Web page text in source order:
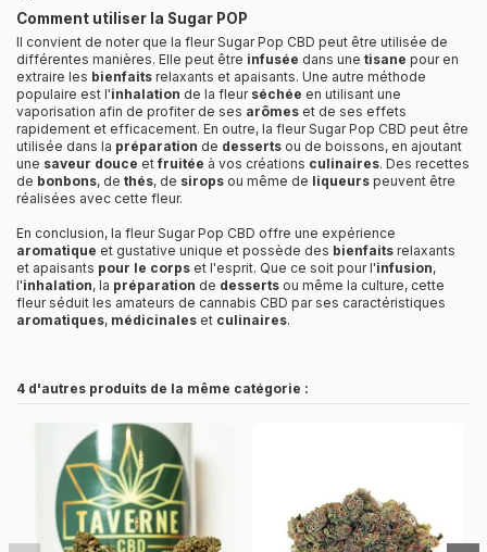
Comment utiliser la Sugar POP
Il convient de noter que la fleur Sugar Pop CBD peut être utilisée de
différentes manières. Elle peut être infusée dans une tisane pour en
extraire les bienfaits relaxants et apaisants. Une autre méthode
populaire est l'inhalation de la fleur séchée en utilisant une
vaporisation afin de profiter de ses arômes et de ses effets
rapidement et efficacement. En outre, la fleur Sugar Pop CBD peut être
utilisée dans la préparation de desserts ou de boissons, en ajoutant
une saveur douce etfruitée à vos créations culinaires. Des recettes
de bonbons, de thés, de sirops ou même de liqueurs peuvent être
réalisées avec cette fleur.
En conclusion, la fleur Sugar Pop CBD offre une expérience
aromatique et gustative unique et possède des bienfaits relaxants
et apaisants pour le corps et l'esprit. Que ce soit pour l'infusion,
l'inhalation, la préparation de desserts ou même la culture, cette
fleur séduit les amateurs de cannabis CBD par ses caractéristiques
aromatiques, médicinales et culinaires.
4 d'autres produits de la même catégorie :